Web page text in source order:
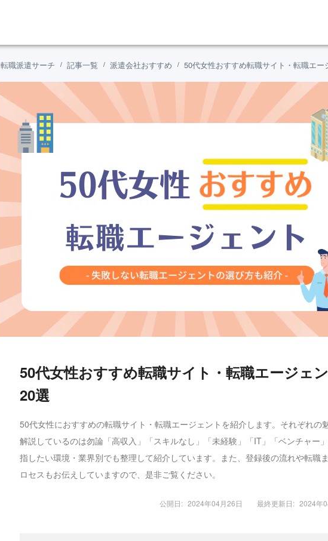
転職派遣サーチ 記事一覧 派遣会社おすすめ 50代女性おすすめ転職サイト・転職エー
50代女性おすすめ転職サイト・転職エージェ
20選
50代女性におすすめの転職サイト・転職エージェントを紹介します。それぞれの
解説しているのは勿論「高収入」「スキルなし」「未経験」「IT」「ベンチャー
指したい環境・業界別でも整理して紹介しています。また、登録後の流れや転職
ロセスもお伝えしていますので、是非ご覧ください。
公開日: 2024年04月26日 最終更新日: 2024年